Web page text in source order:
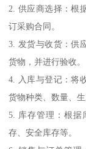
2. 供应商选择：根
订采购合同。
3. 发货与收货：供
货物，并进行验收。
4. 入库与登记：将
货物种类、数量、生
5. 库存管理：根据
存、安全库存等。